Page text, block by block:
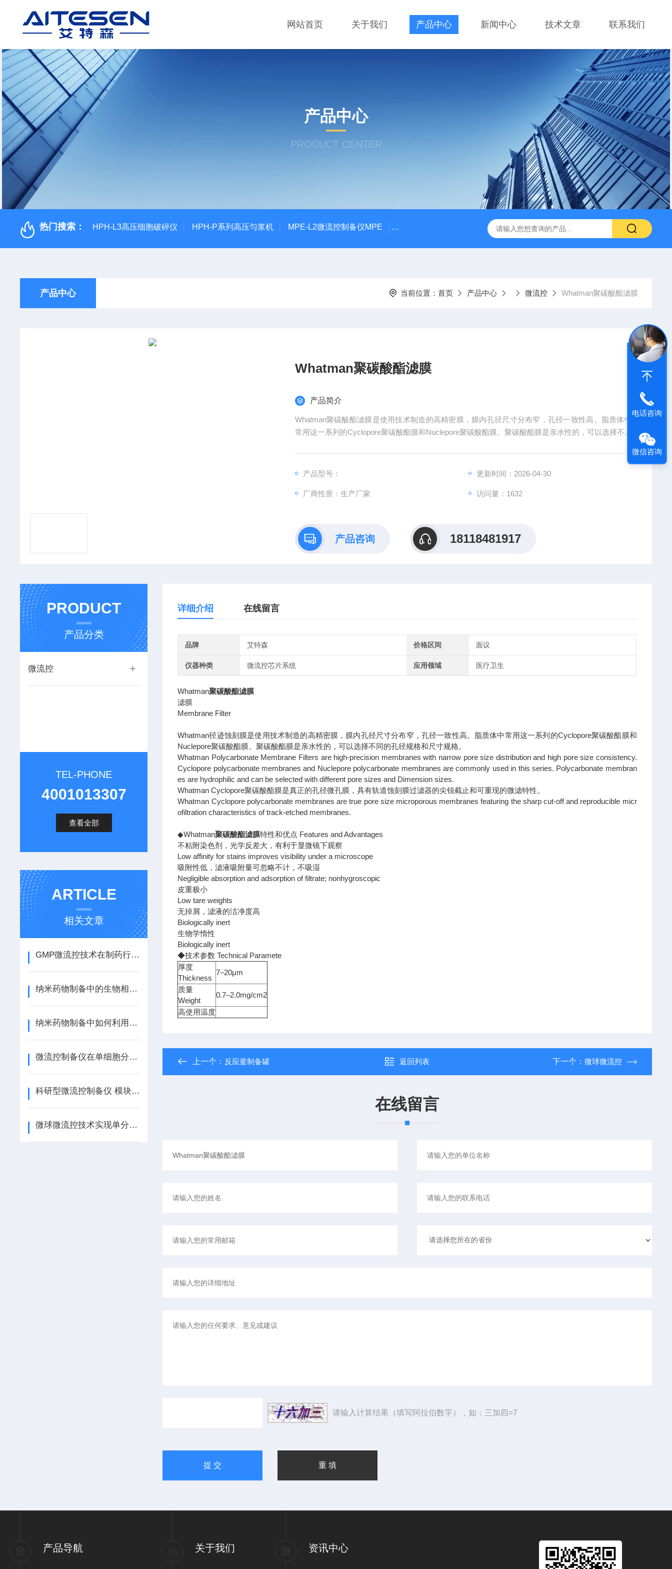
网站首页 关于我们 产品中心 新闻中心 技术文章 联系我们
产品中心
PRODUCT CENTER
热门搜索： HPH-L3高压细胞破碎仪 HPH-P系列高压匀浆机 MPE-L2微流控制备仪MPE MPE-P1微流控制备仪 HPH-L2实验型微量超高压均质机 纳米药物生产
产品中心 当前位置： 首页 产品中心 微流控 Whatman聚碳酸酯滤膜
Whatman聚碳酸酯滤膜
产品简介
Whatman聚碳酸酯滤膜是使用技术制造的高精密膜，膜内孔径尺寸分布窄，孔径一致性高。脂质体中
常用这一系列的Cyclopore聚碳酸酯膜和Nuclepore聚碳酸酯膜。聚碳酸酯膜是亲水性的，可以选择不同
产品型号： 更新时间：2026-04-30
厂商性质：生产厂家 访问量：1632
产品咨询 18118481917
PRODUCT
产品分类
微流控
TEL-PHONE
4001013307
查看全部
ARTICLE
相关文章
GMP微流控技术在制药行业的应用与挑战
纳米药物制备中的生物相容性问题
纳米药物制备中如何利用表面修饰来增强药物的效果？
微流控制备仪在单细胞分析中的重要角色
科研型微流控制备仪 模块化设计易调试
微球微流控技术实现单分散微球的精准制备
详细介绍 在线留言
品牌 艾特森 价格区间 面议
仪器种类 微流控芯片系统 应用领域 医疗卫生
Whatman聚碳酸酯滤膜
滤膜
Membrane Filter
Whatman径迹蚀刻膜是使用技术制造的高精密膜，膜内孔径尺寸分布窄，孔径一致性高。脂质体中常用这一系列的Cyclopore聚碳酸酯膜和
Nuclepore聚碳酸酯膜。聚碳酸酯膜是亲水性的，可以选择不同的孔径规格和尺寸规格。
Whatman Polycarbonate Membrane Filters are high-precision membranes with narrow pore size distribution and high pore size consistency.
Cyclopore polycarbonate membranes and Nuclepore polycarbonate membranes are commonly used in this series. Polycarbonate membran
es are hydrophilic and can be selected with different pore sizes and Dimension sizes.
Whatman Cyclopore聚碳酸酯膜是真正的孔径微孔膜，具有轨道蚀刻膜过滤器的尖锐截止和可重现的微滤特性。
Whatman Cyclopore polycarbonate membranes are true pore size microporous membranes featuring the sharp cut-off and reproducible micr
ofiltration characteristics of track-etched membranes.
◆Whatman聚碳酸酯滤膜特性和优点 Features and Advantages
不粘附染色剂，光学反差大，有利于显微镜下观察
Low affinity for stains improves visibility under a microscope
吸附性低，滤液吸附量可忽略不计，不吸湿
Negligible absorption and adsorption of filtrate; nonhygroscopic
皮重极小
Low tare weights
无掉屑，滤液的洁净度高
Biologically inert
生物学惰性
Biologically inert
◆技术参数 Technical Paramete
厚度
Thickness
7–20μm
质量
Weight
0.7–2.0mg/cm2
高使用温度
上一个： 反应釜制备罐 返回列表 下一个： 微球微流控
在线留言
请输入计算结果（填写阿拉伯数字），如：三加四=7
产品导航 关于我们 资讯中心
电话咨询
微信咨询